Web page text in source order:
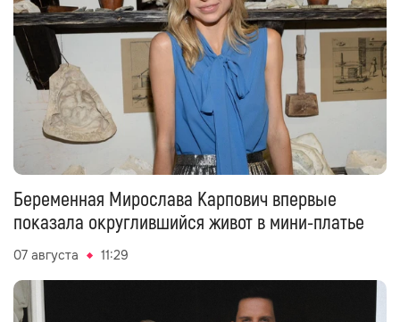
Беременная Мирослава Карпович впервые
показала округлившийся живот в мини-платье
07 августа 11:29